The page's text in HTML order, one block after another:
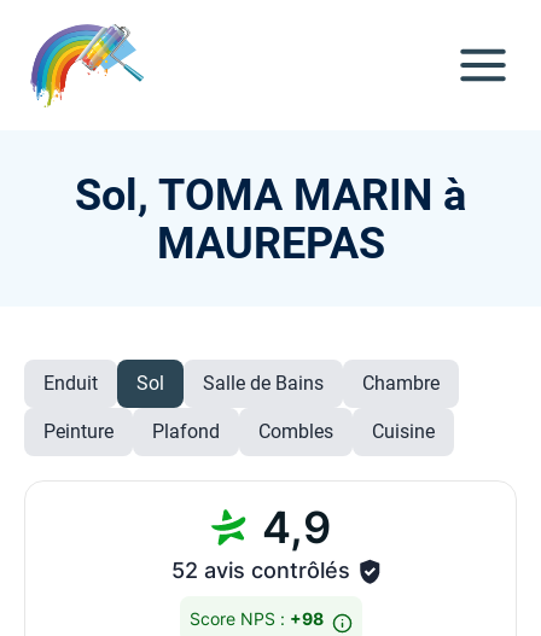
Sol, TOMA MARIN à
MAUREPAS
Enduit Sol Salle de Bains Chambre
Peinture Plafond Combles Cuisine
4,9
52 avis contrôlés
Score NPS : +98